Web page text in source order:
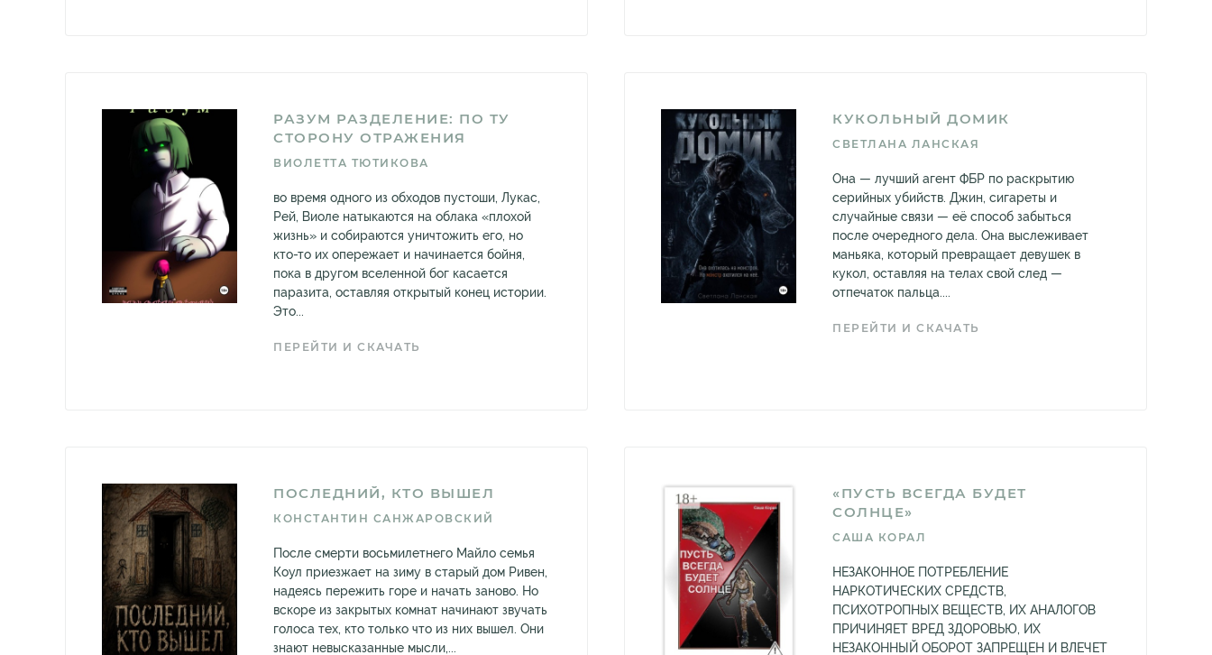
РАЗУМ РАЗДЕЛЕНИЕ: ПО ТУ
СТОРОНУ ОТРАЖЕНИЯ
ВИОЛЕТТА ТЮТИКОВА
во время одного из обходов пустоши, Лукас,
Рей, Виоле натыкаются на облака «плохой
жизнь» и собираются уничтожить его, но
кто-то их опережает и начинается бойня,
пока в другом вселенной бог касается
паразита, оставляя открытый конец истории.
Это...
ПЕРЕЙТИ И СКАЧАТЬ
КУКОЛЬНЫЙ ДОМИК
СВЕТЛАНА ЛАНСКАЯ
Она — лучший агент ФБР по раскрытию
серийных убийств. Джин, сигареты и
случайные связи — её способ забыться
после очередного дела. Она выслеживает
маньяка, который превращает девушек в
кукол, оставляя на телах свой след —
отпечаток пальца....
ПЕРЕЙТИ И СКАЧАТЬ
ПОСЛЕДНИЙ, КТО ВЫШЕЛ
КОНСТАНТИН САНЖАРОВСКИЙ
После смерти восьмилетнего Майло семья
Коул приезжает на зиму в старый дом Ривен,
надеясь пережить горе и начать заново. Но
вскоре из закрытых комнат начинают звучать
голоса тех, кто только что из них вышел. Они
знают невысказанные мысли,...
«ПУСТЬ ВСЕГДА БУДЕТ
СОЛНЦЕ»
САША КОРАЛ
НЕЗАКОННОЕ ПОТРЕБЛЕНИЕ
НАРКОТИЧЕСКИХ СРЕДСТВ,
ПСИХОТРОПНЫХ ВЕЩЕСТВ, ИХ АНАЛОГОВ
ПРИЧИНЯЕТ ВРЕД ЗДОРОВЬЮ, ИХ
НЕЗАКОННЫЙ ОБОРОТ ЗАПРЕЩЕН И ВЛЕЧЕТ